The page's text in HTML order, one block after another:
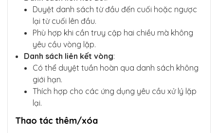
Duyệt danh sách từ đầu đến cuối hoặc ngược
lại từ cuối lên đầu.
Phù hợp khi cần truy cập hai chiều mà không
yêu cầu vòng lặp.
Danh sách liên kết vòng:
Có thể duyệt tuần hoàn qua danh sách không
giới hạn.
Thích hợp cho các ứng dụng yêu cầu xử lý lặp
lại.
Thao tác thêm/xóa